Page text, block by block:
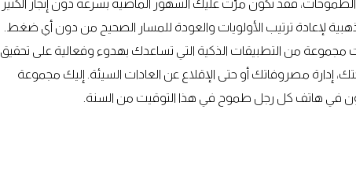
من الأهداف والطموحات، فقد تكون مرّت عليك الشهور الماضية بسرعة دون إنجاز الكثير
لإعادة ترتيب الأولويات والعودة للمسار الصحيح من دون أي ضغط.
من التطبيقات الذكية التي تساعدك بهدوء وفعالية على تحقيق
مصروفاتك أو حتى الإقلاع عن العادات السيئة. إليك مجموعة
في هاتف كل رجل طموح في هذا التوقيت من السنة.